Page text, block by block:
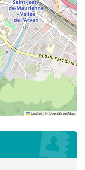
Leaflet|©OpenStreetMap